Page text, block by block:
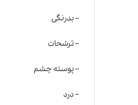
– بدرنگی
– ترشحات
– پوسته چشم
– درد